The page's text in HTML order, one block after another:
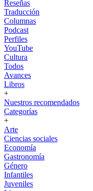
Reseñas
Traducción
Columnas
Podcast
Perfiles
YouTube
Cultura
Todos
Avances
Libros
+
Nuestros recomendados
Categorías
+
Arte
Ciencias sociales
Economía
Gastronomía
Género
Infantiles
Juveniles